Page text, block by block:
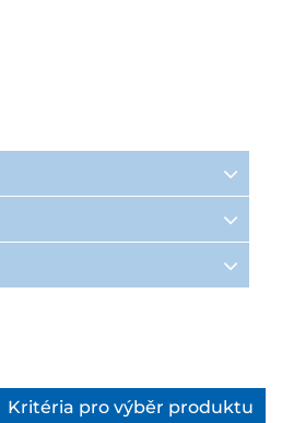
Kritéria pro výběr produktu